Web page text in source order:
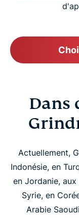
Dans
Actuellement,
Indonésie, en
en Jordanie,
Syrie, en
Arabie